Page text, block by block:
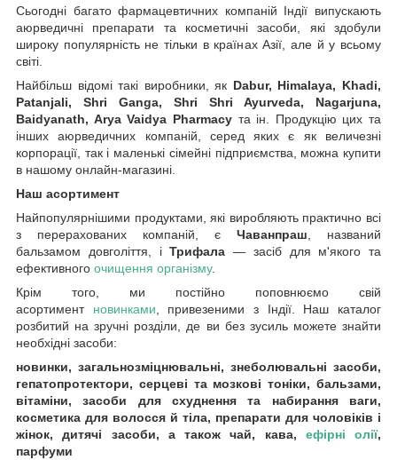
Сьогодні багато фармацевтичних компаній Індії випускають
аюрведичні препарати та косметичні засоби, які здобули
широку популярність не тільки в країнах Азії, але й у всьому
світі.
Найбільш відомі такі виробники, як Dabur, Himalaya, Khadi,
Patanjali, Shri Ganga, Shri Shri Ayurveda, Nagarjuna,
Baidyanath, Arya Vaidya Pharmacy та ін. Продукцію цих та
інших аюрведичних компаній, серед яких є як величезні
корпорації, так і маленькі сімейні підприємства, можна купити
в нашому онлайн-магазині.
Наш асортимент
Найпопулярнішими продуктами, які виробляють практично всі
з перерахованих компаній, є Чаванпраш, названий
бальзамом довголіття, іТрифала — засіб для м'якого та
ефективного очищення організму.
Крім того, ми постійно поповнюємо свій
асортимент новинками, привезеними з Індії. Наш каталог
розбитий на зручні розділи, де ви без зусиль можете знайти
необхідні засоби:
новинки, загальнозміцнювальні, знеболювальні засоби,
гепатопротектори, серцеві та мозкові тоніки, бальзами,
вітаміни, засоби для схуднення та набирання ваги,
косметика для волосся й тіла, препарати для чоловіків і
жінок, дитячі засоби, а також чай, кава, ефірні олії,
парфуми